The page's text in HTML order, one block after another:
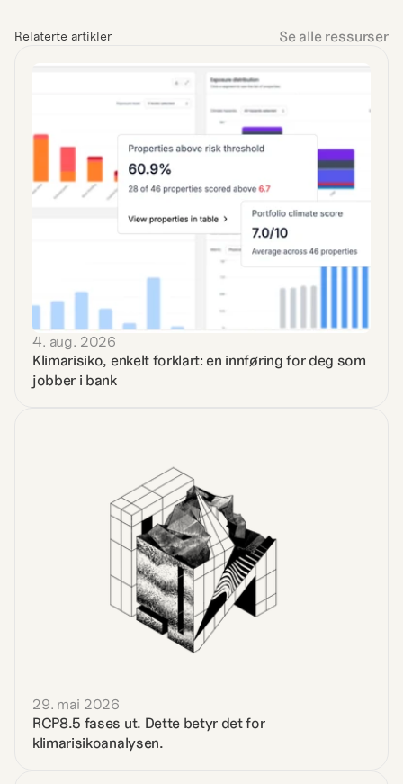
Relaterte artikler Se alle ressurser
4. aug. 2026
Klimarisiko, enkelt forklart: en innføring for deg som
jobber i bank
29. mai 2026
RCP8.5 fases ut. Dette betyr det for
klimarisikoanalysen.